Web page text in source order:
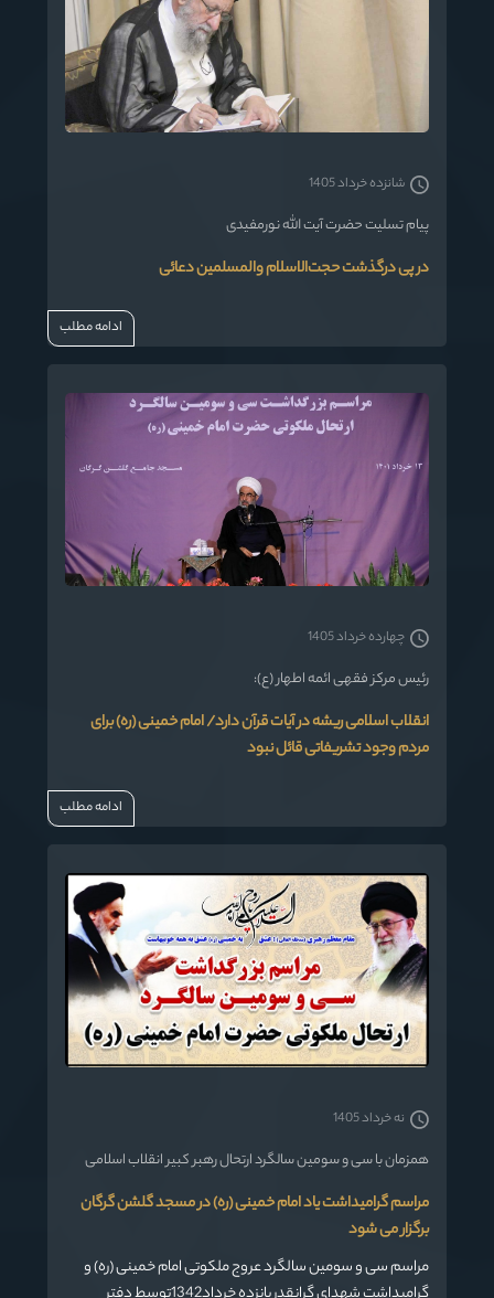
پیام تسلیت حضرت آیت الله نورمفیدی
در پی درگذشت حجت‌الاسلام والمسلمین دعائی
شانزده خرداد 1405
ادامه مطلب
رئیس مرکز فقهی ائمه اطهار (ع):
انقلاب اسلامی ریشه در آیات قرآن دارد/ امام خمینی (ره) برای
مردم وجود تشریفاتی قائل نبود
چهارده خرداد 1405
ادامه مطلب
همزمان با سی و سومین سالگرد ارتحال رهبر کبیر انقلاب اسلامی
مراسم گرامیداشت یاد امام خمینی (ره) در مسجد گلشن گرگان
برگزار می شود
مراسم سی و سومین سالگرد عروج ملکوتی امام خمینی (ره) و
نه خرداد 1405